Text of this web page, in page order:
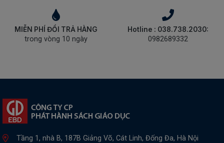
MIỄN PHÍ ĐỔI TRẢ HÀNG
trong vòng 10 ngày
Hotline : 038.738.2030:
0982689332
Tầng 1, nhà B, 187B Giảng Võ, Cát Linh, Đống Đa, Hà Nội